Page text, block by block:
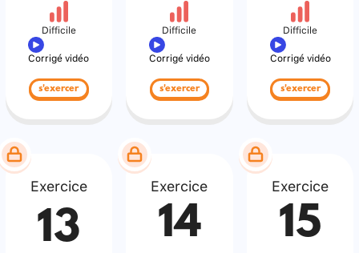
Difficile
Corrigé vidéo
s'exercer
Difficile
Corrigé vidéo
s'exercer
Difficile
Corrigé vidéo
s'exercer
Exercice
13
Exercice
14
Exercice
15